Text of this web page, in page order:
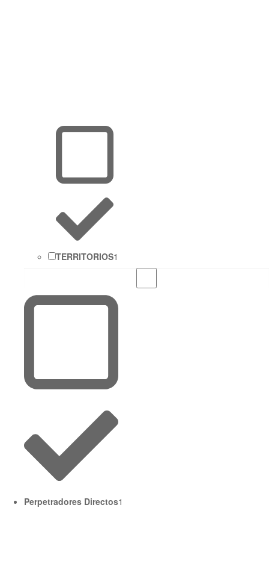
TERRITORIOS1
Perpetradores Directos1